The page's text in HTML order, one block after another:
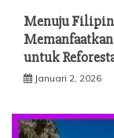
Menuju
untuk
Januari 2, 2026